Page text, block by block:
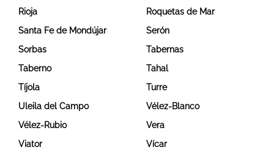
Rioja
Roquetas de Mar
Santa Fe de Mondújar
Serón
Sorbas
Tabernas
Taberno
Tahal
Tíjola
Turre
Uleila del Campo
Vélez-Blanco
Vélez-Rubio
Vera
Viator
Vícar